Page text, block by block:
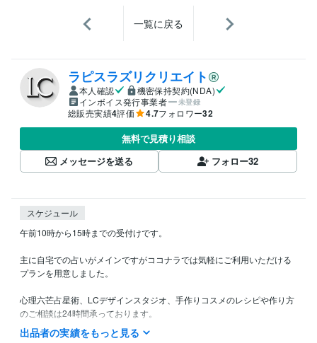
一覧に戻る
ラピスラズリクリエイト
本人確認
機密保持契約(NDA)
インボイス発行事業者
未登録
総販売実績4評価 4.7フォロワー32
無料で見積り相談
メッセージを送る
フォロー32
スケジュール
午前10時から15時までの受付けです。
主に自宅での占いがメインですがココナラでは気軽にご利用いただける
プランを用意しました。
心理六芒占星術、LCデザインスタジオ、手作りコスメのレシピや作り方
のご相談は24時間承っております。
返信は翌日になる場合がございます。
出品者の実績をもっと見る